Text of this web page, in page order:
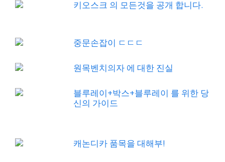
키오스크 의 모든것을 공개 합니다.
중문손잡이 ㄷㄷㄷ
원목벤치의자 에 대한 진실
블루레이+박스+블루레이 를 위한 당
신의 가이드
캐논디카 품목을 대해부!